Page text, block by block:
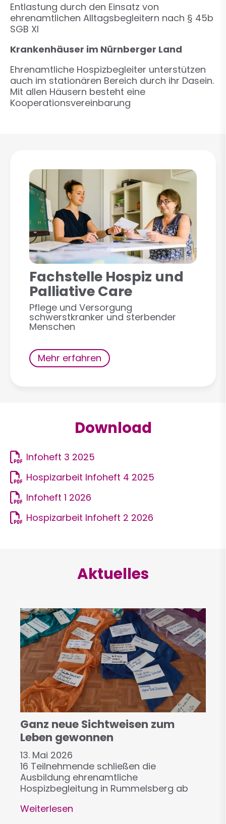
Entlastung durch den Einsatz von
ehrenamtlichen Alltagsbegleitern nach § 45b
SGB XI
Krankenhäuser im Nürnberger Land
Ehrenamtliche Hospizbegleiter unterstützen
auch im stationären Bereich durch ihr Dasein.
Mit allen Häusern besteht eine
Kooperationsvereinbarung
Fachstelle Hospiz und
Palliative Care
Pflege und Versorgung
schwerstkranker und sterbender
Menschen
Mehr erfahren
Download
Infoheft 3 2025
Hospizarbeit Infoheft 4 2025
Infoheft 1 2026
Hospizarbeit Infoheft 2 2026
Aktuelles
Ganz neue Sichtweisen zum
Leben gewonnen
13. Mai 2026
16 Teilnehmende schließen die
Ausbildung ehrenamtliche
Hospizbegleitung in Rummelsberg ab
Weiterlesen